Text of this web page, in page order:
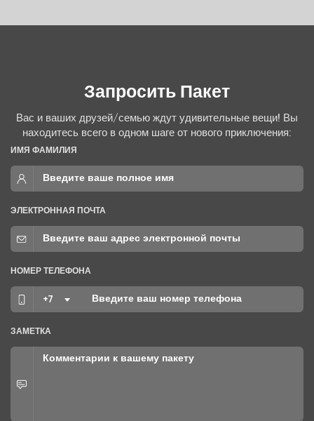
Запросить Пакет
Вас и ваших друзей/семью ждут удивительные вещи! Вы
находитесь всего в одном шаге от нового приключения:
ИМЯ ФАМИЛИЯ
ЭЛЕКТРОННАЯ ПОЧТА
НОМЕР ТЕЛЕФОНА
+7
ЗАМЕТКА